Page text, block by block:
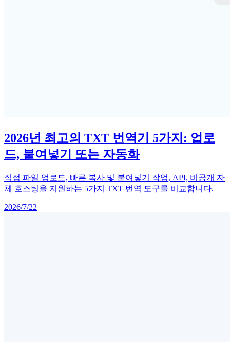
2026년 최고의 TXT 번역기 5가지: 업로
드, 붙여넣기 또는 자동화
직접 파일 업로드, 빠른 복사 및 붙여넣기 작업, API, 비공개 자
체 호스팅을 지원하는 5가지 TXT 번역 도구를 비교합니다.
2026/7/22